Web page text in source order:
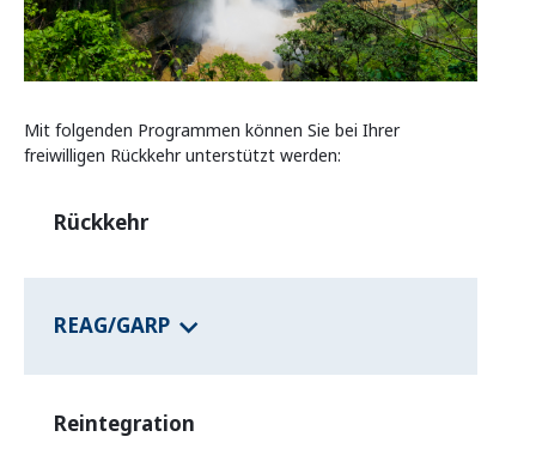
Informationsvermittlung und Beratung
Programme der Bundesländer
Länderinformationen
Mit folgenden Programmen können Sie bei Ihrer
freiwilligen Rückkehr unterstützt werden:
Rückkehr
REAG/GARP
Reintegration